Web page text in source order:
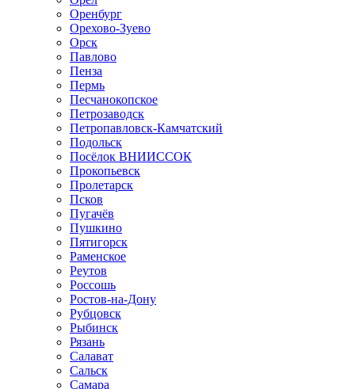
Оренбург
Орехово-Зуево
Орск
Павлово
Пенза
Пермь
Песчанокопское
Петрозаводск
Петропавловск-Камчатский
Подольск
Посёлок ВНИИССОК
Прокопьевск
Пролетарск
Псков
Пугачёв
Пушкино
Пятигорск
Раменское
Реутов
Россошь
Ростов-на-Дону
Рубцовск
Рыбинск
Рязань
Салават
Сальск
Самара